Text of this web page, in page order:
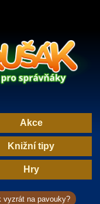
Akce
Knižní tipy
Hry
vyzrát na pavouky?